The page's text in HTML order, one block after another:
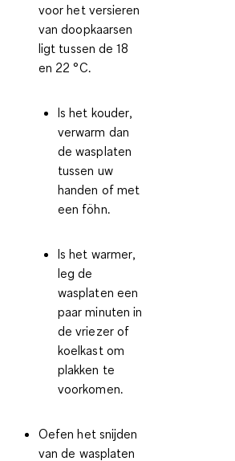
voor het versieren
van doopkaarsen
ligt tussen de18
en 22 °C.
Is het kouder,
verwarm dan
de wasplaten
tussen uw
handen of met
een föhn.
Is het warmer,
leg de
wasplaten een
paar minuten in
de vriezer of
koelkast om
plakken te
voorkomen.
Oefen het snijden
van de wasplaten